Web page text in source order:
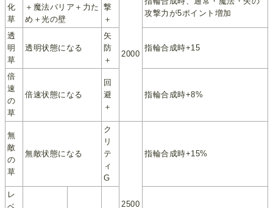
化
草
＋魔法バリア＋力た
め＋光の壁
撃
＋
2000
攻撃力が5ポイント増加
透
明
草
透明状態になる
矢
防
＋
指輪合成時+15
倍
速
の
草
倍速状態になる
回
避
＋
指輪合成時+8%
無
敵
の
草
無敵状態になる
ク
リ
テ
ィ
G
2500
指輪合成時+15%
レ